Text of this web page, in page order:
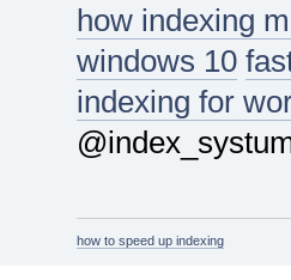
how indexing
windows 10
indexing for
how to speed up indexing